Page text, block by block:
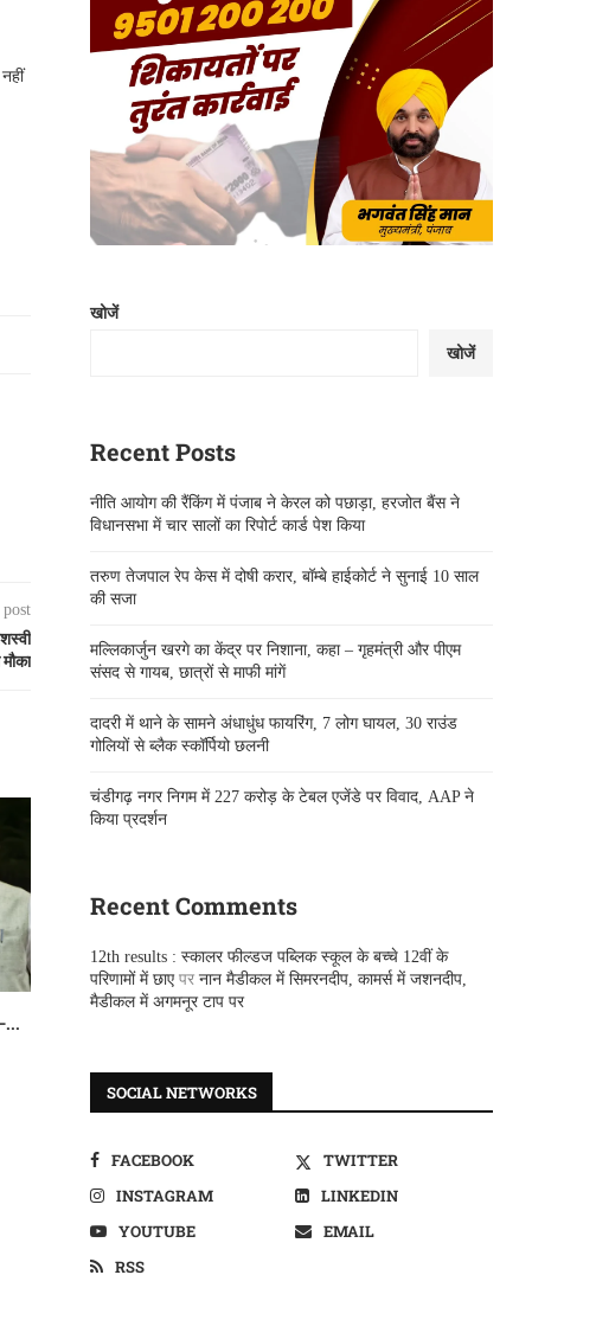
खोजें
खोजें
Recent Posts
नीति आयोग की रैंकिंग में पंजाब ने केरल को पछाड़ा, हरजोत बैंस ने
विधानसभा में चार सालों का रिपोर्ट कार्ड पेश किया
तरुण तेजपाल रेप केस में दोषी करार, बॉम्बे हाईकोर्ट ने सुनाई 10 साल
की सजा
मल्लिकार्जुन खरगे का केंद्र पर निशाना, कहा – गृहमंत्री और पीएम
संसद से गायब, छात्रों से माफी मांगें
दादरी में थाने के सामने अंधाधुंध फायरिंग, 7 लोग घायल, 30 राउंड
गोलियों से ब्लैक स्कॉर्पियो छलनी
चंडीगढ़ नगर निगम में 227 करोड़ के टेबल एजेंडे पर विवाद, AAP ने
किया प्रदर्शन
Recent Comments
12th results : स्कालर फील्डज पब्लिक स्कूल के बच्चे 12वीं के
परिणामों में छाएपर नान मैडीकल में सिमरनदीप, कामर्स में जशनदीप,
मैडीकल में अगमनूर टाप पर
SOCIAL NETWORKS
FACEBOOK
TWITTER
INSTAGRAM
LINKEDIN
YOUTUBE
EMAIL
RSS